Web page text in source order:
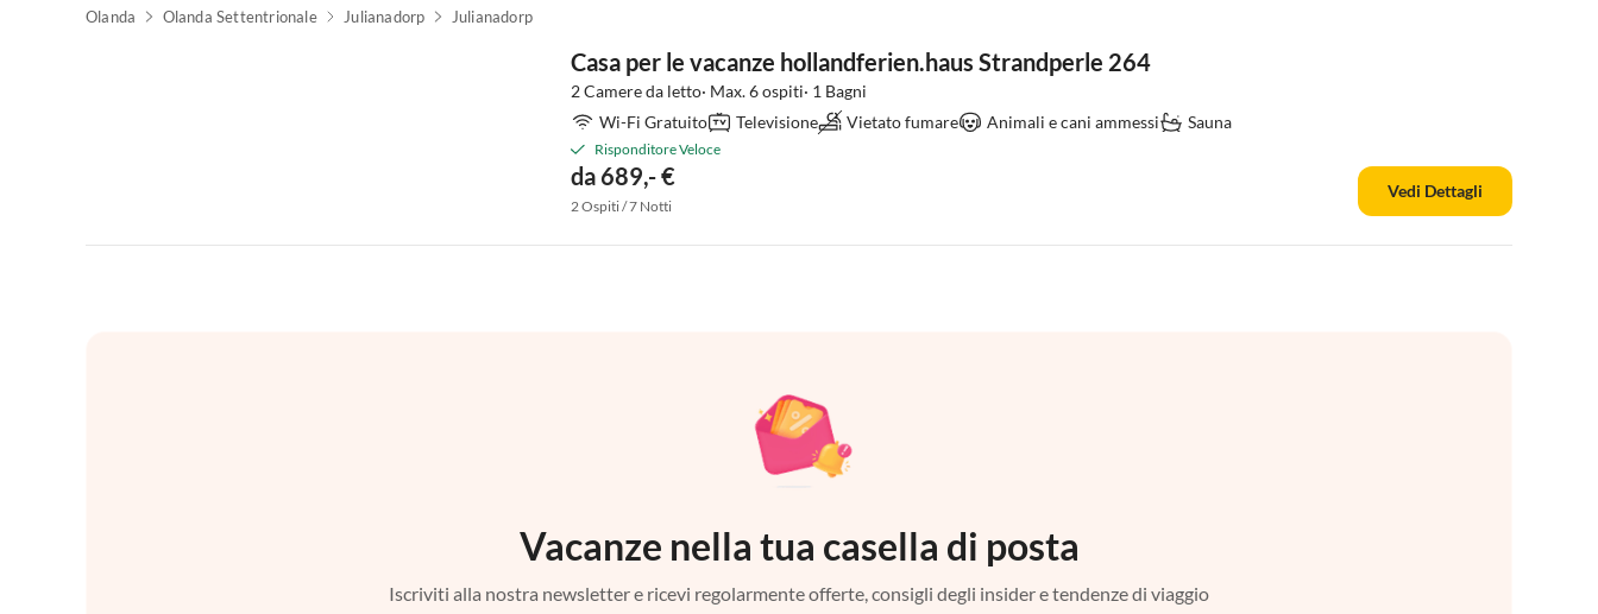
Olanda Olanda Settentrionale Julianadorp Julianadorp
Casa per le vacanze hollandferien.haus Strandperle 264
2 Camere da letto· Max. 6 ospiti· 1 Bagni
Wi-Fi Gratuito
Televisione Vietato fumare Animali e cani ammessi Sauna
Risponditore Veloce
da 689,- €
2 Ospiti / 7 Notti
Vedi Dettagli
Vacanze nella tua casella di posta
Iscriviti alla nostra newsletter e ricevi regolarmente offerte, consigli degli insider e tendenze di viaggio